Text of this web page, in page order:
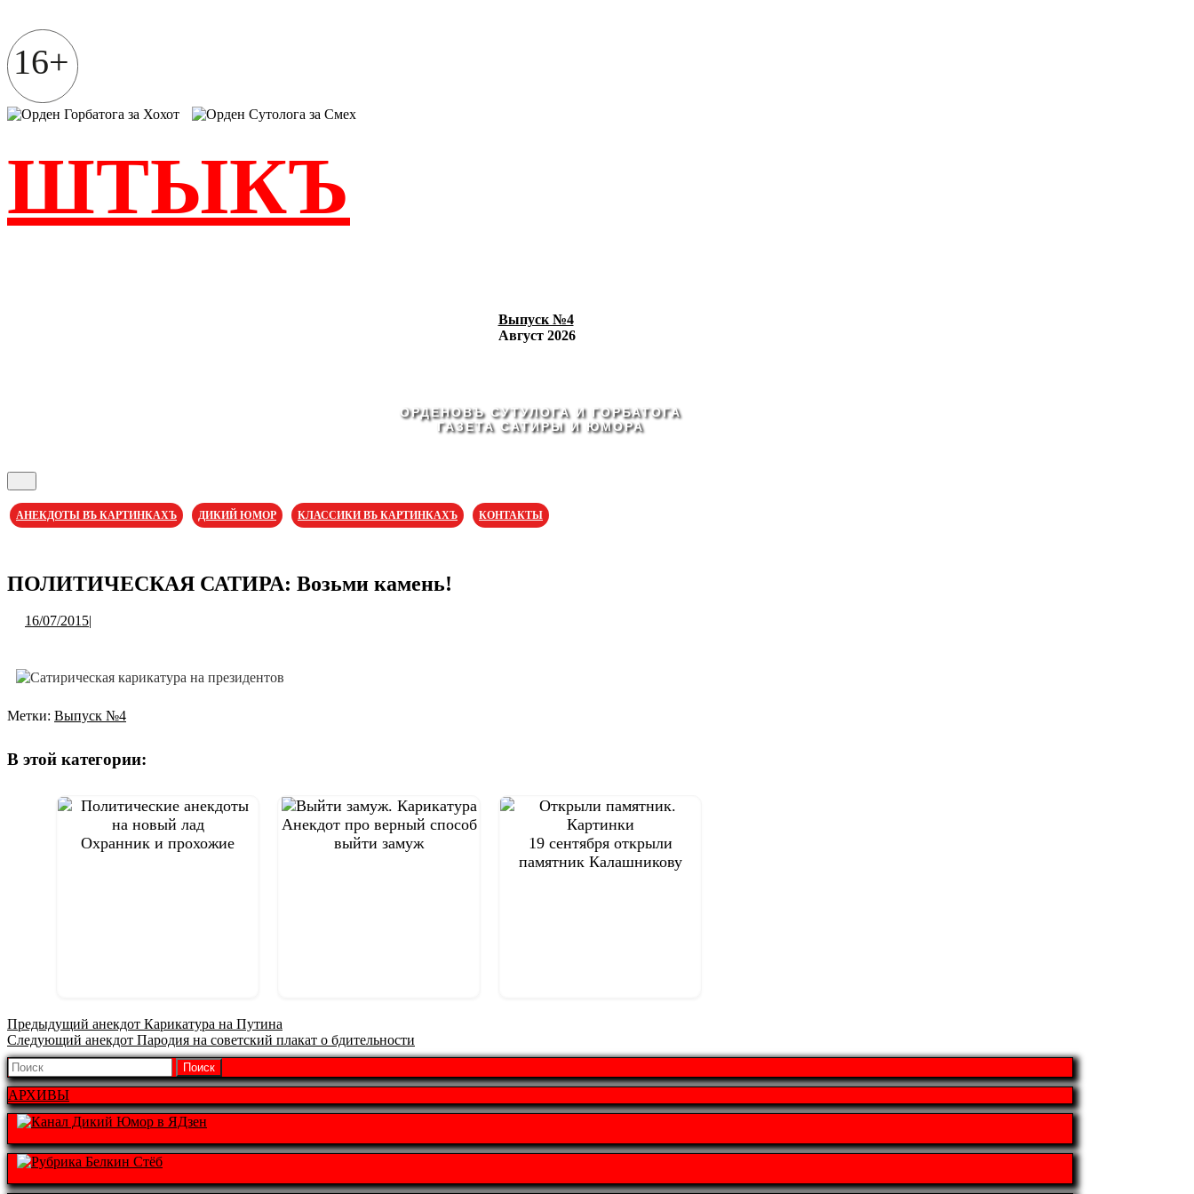
содержимому
16+
ШТЫКЪ
Выпуск №4
Август 2026
ОРДЕНОВЪ СУТУЛОГА И ГОРБАТОГА
ГАЗЕТА САТИРЫ И ЮМОРА
Открыть
АНЕКДОТЫ ВЪ КАРТИНКАХЪ ДИКИЙ ЮМОР КЛАССИКИ ВЪ КАРТИНКАХЪ КОНТАКТЫ
ПОЛИТИЧЕСКАЯ САТИРА: Возьми камень!
16/07/201516/07/2015
|
Метки: Выпуск №4
В этой категории:
Охранник и прохожие
Анекдот про верный способ
выйти замуж
19 сентября открыли
памятник Калашникову
по
Предыдущий анекдот Предыдущая
запись:
Карикатура на Путина
Следующий анекдот Следующая
запись:
Пародия на советский плакат о бдительности
Найти:
АРХИВЫ